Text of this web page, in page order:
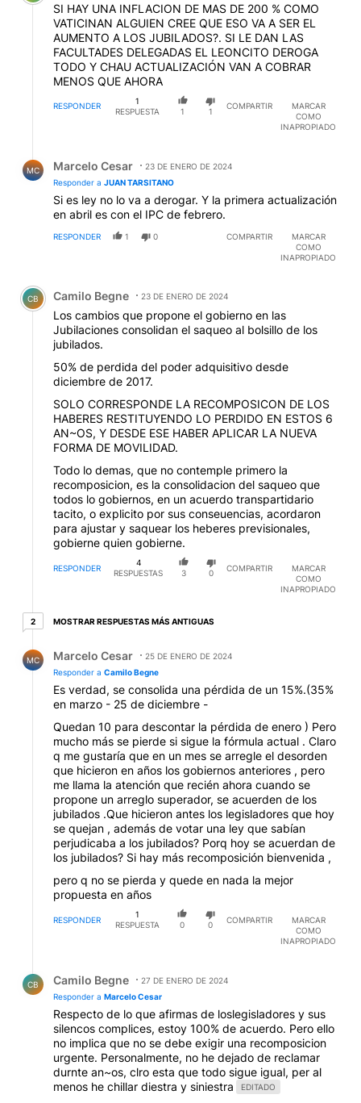
SI HAY UNA INFLACION DE MAS DE 200 % COMO
VATICINAN ALGUIEN CREE QUE ESO VA A SER EL
AUMENTO A LOS JUBILADOS?. SI LE DAN LAS
FACULTADES DELEGADAS EL LEONCITO DEROGA
TODO Y CHAU ACTUALIZACIÓN VAN A COBRAR
MENOS QUE AHORA
RESPONDER
1
RESPUESTA
1 1
COMPARTIR
MARCAR
COMO
INAPROPIADO
MC Marcelo Cesar
23 DE ENERO DE 2024
Responder a JUAN TARSITANO
Si es ley no lo va a derogar. Y la primera actualización
en abril es con el IPC de febrero.
RESPONDER 1 0 COMPARTIR
MARCAR
COMO
INAPROPIADO
Comentario de Camilo Begne.
CB Camilo Begne 23 DE ENERO DE 2024
Los cambios que propone el gobierno en las
Jubilaciones consolidan el saqueo al bolsillo de los
jubilados.
50% de perdida del poder adquisitivo desde
diciembre de 2017.
SOLO CORRESPONDE LA RECOMPOSICON DE LOS
HABERES RESTITUYENDO LO PERDIDO EN ESTOS 6
AN~OS, Y DESDE ESE HABER APLICAR LA NUEVA
FORMA DE MOVILIDAD.
Todo lo demas, que no contemple primero la
recomposicion, es la consolidacion del saqueo que
todos lo gobiernos, en un acuerdo transpartidario
tacito, o explicito por sus conseuencias, acordaron
para ajustar y saquear los heberes previsionales,
gobierne quien gobierne.
RESPONDER
4
RESPUESTAS
3 0
COMPARTIR
MARCAR
COMO
INAPROPIADO
22 respuestas más antiguas
MOSTRAR RESPUESTAS MÁS ANTIGUAS
MC Marcelo Cesar
25 DE ENERO DE 2024
Responder a Camilo Begne
Es verdad, se consolida una pérdida de un 15%.(35%
en marzo - 25 de diciembre -
Quedan 10 para descontar la pérdida de enero ) Pero
mucho más se pierde si sigue la fórmula actual . Claro
q me gustaría que en un mes se arregle el desorden
que hicieron en años los gobiernos anteriores , pero
me llama la atención que recién ahora cuando se
propone un arreglo superador, se acuerden de los
jubilados .Que hicieron antes los legisladores que hoy
se quejan , además de votar una ley que sabían
perjudicaba a los jubilados? Porq hoy se acuerdan de
los jubilados? Si hay más recomposición bienvenida ,
pero q no se pierda y quede en nada la mejor
propuesta en años
RESPONDER
1
RESPUESTA
0 0
COMPARTIR
MARCAR
COMO
INAPROPIADO
CB Camilo Begne
27 DE ENERO DE 2024
Responder a Marcelo Cesar
Respecto de lo que afirmas de loslegisladores y sus
silencos complices, estoy 100% de acuerdo. Pero ello
no implica que no se debe exigir una recomposicion
urgente. Personalmente, no he dejado de reclamar
durnte an~os, clro esta que todo sigue igual, per al
menos he chillar diestra y siniestra
EDITADO